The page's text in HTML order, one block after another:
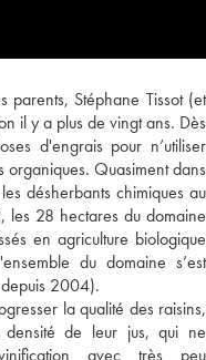
Stéphane Tissot (et
il y a plus de vingt ans. Dès
d'engrais pour n’utiliser
organiques. Quasiment dans
désherbants chimiques au
28 hectares du domaine
en agriculture biologique
du domaine s’est
2004).
la qualité des raisins,
de leur jus, qui ne
avec très peu